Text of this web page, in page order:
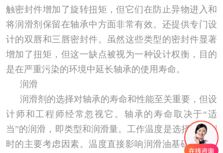
触密封件增加了旋转扭矩，但它们在防止异物进入和
将润滑剂保留在轴承中方面非常有效。还提供专门设
计的双唇和三唇密封件。虽然这些类型的密封件显著
增加了扭矩，但这一缺点被视为一种设计权衡，目的
是在严重污染的环境中延长轴承的使用寿命。
润滑
润滑剂的选择对轴承的寿命和性能至关重要，但设
计师和工程师经常忽视它。轴承的寿命取决于“适
当”的润滑，即类型和润滑量。工作温度是选择润滑剂
时的主要考虑因素。温度直接影响润滑油基础油的粘